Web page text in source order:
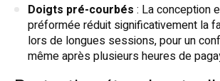
Doigts pré-courbés : La conception
préformée réduit significativement la
lors de longues sessions, pour un
même après plusieurs heures de